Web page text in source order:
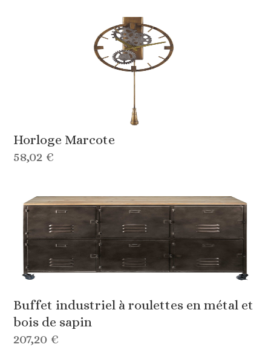
Horloge Marcote
58,02 €
Buffet industriel à roulettes en métal et
bois de sapin
207,20 €